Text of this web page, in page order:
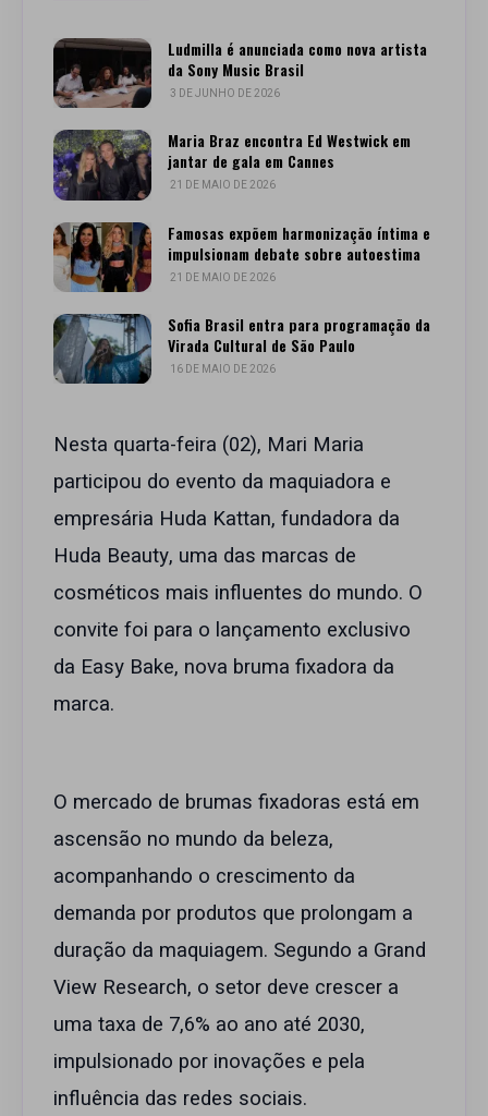
Ludmilla é anunciada como nova artista
da Sony Music Brasil
3 DE JUNHO DE 2026
Maria Braz encontra Ed Westwick em
jantar de gala em Cannes
21 DE MAIO DE 2026
Famosas expõem harmonização íntima e
impulsionam debate sobre autoestima
21 DE MAIO DE 2026
Sofia Brasil entra para programação da
Virada Cultural de São Paulo
16 DE MAIO DE 2026
Nesta quarta-feira (02), Mari Maria
participou do evento da maquiadora e
empresária Huda Kattan, fundadora da
Huda Beauty, uma das marcas de
cosméticos mais influentes do mundo. O
convite foi para o lançamento exclusivo
da Easy Bake, nova bruma fixadora da
marca.
O mercado de brumas fixadoras está em
ascensão no mundo da beleza,
acompanhando o crescimento da
demanda por produtos que prolongam a
duração da maquiagem. Segundo a Grand
View Research, o setor deve crescer a
uma taxa de 7,6% ao ano até 2030,
impulsionado por inovações e pela
influência das redes sociais.